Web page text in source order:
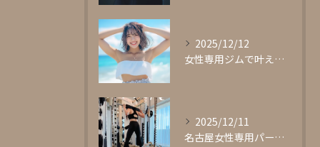
2025/12/12
女性専用ジムで叶える理想の体型作り
2025/12/11
名古屋女性専用パーソナルジムglishグリッシュ